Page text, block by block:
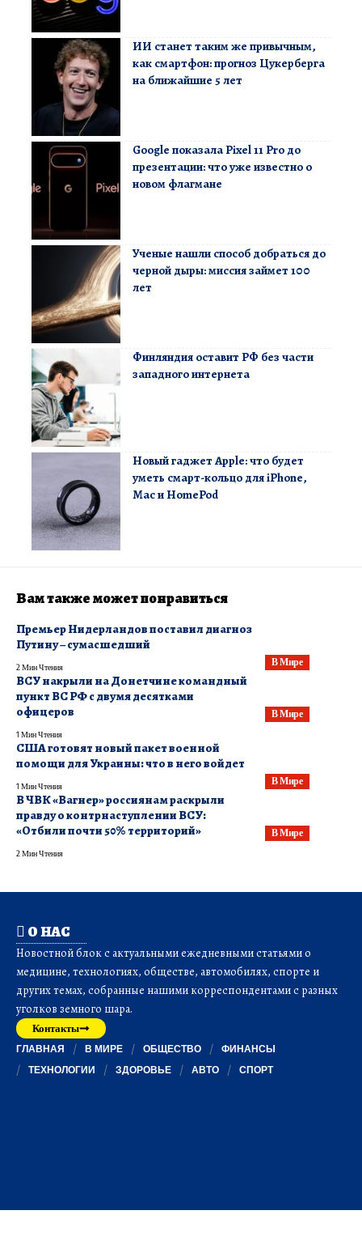
ИИ станет таким же привычным,
как смартфон: прогноз Цукерберга
на ближайшие 5 лет
Google показала Pixel 11 Pro до
презентации: что уже известно о
новом флагмане
Ученые нашли способ добраться до
черной дыры: миссия займет 100
лет
Финляндия оставит РФ без части
западного интернета
Новый гаджет Apple: что будет
уметь смарт-кольцо для iPhone,
Mac и HomePod
Вам также может понравиться
В Мире
Премьер Нидерландов поставил диагноз
Путину – сумасшедший
2 Мин Чтения
В Мире
ВСУ накрыли на Донетчине командный
пункт ВС РФ с двумя десятками
офицеров
1 Мин Чтения
В Мире
США готовят новый пакет военной
помощи для Украины: что в него войдет
1 Мин Чтения
В Мире
В ЧВК «Вагнер» россиянам раскрыли
правду о контрнаступлении ВСУ:
«Отбили почти 50% территорий»
2 Мин Чтения
О НАС
Новостной блок с актуальными ежедневными статьями о
медицине, технологиях, обществе, автомобилях, спорте и
других темах, собранные нашими корреспондентами с разных
уголков земного шара.
Контакты
ГЛАВНАЯ В МИРЕ ОБЩЕСТВО
ФИНАНСЫ
ТЕХНОЛОГИИ
ЗДОРОВЬЕ АВТО СПОРТ